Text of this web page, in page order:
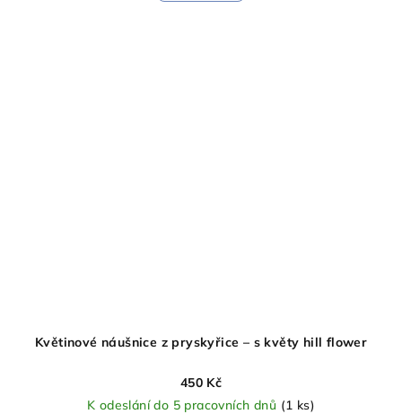
Květinové náušnice z pryskyřice – s květy hill flower
450 Kč
K odeslání do 5 pracovních dnů (1 ks)